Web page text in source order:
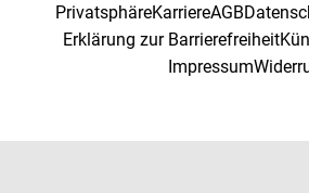
PrivatsphäreKarriereAGB
Erklärung zur Barrierefreiheit
Impressum